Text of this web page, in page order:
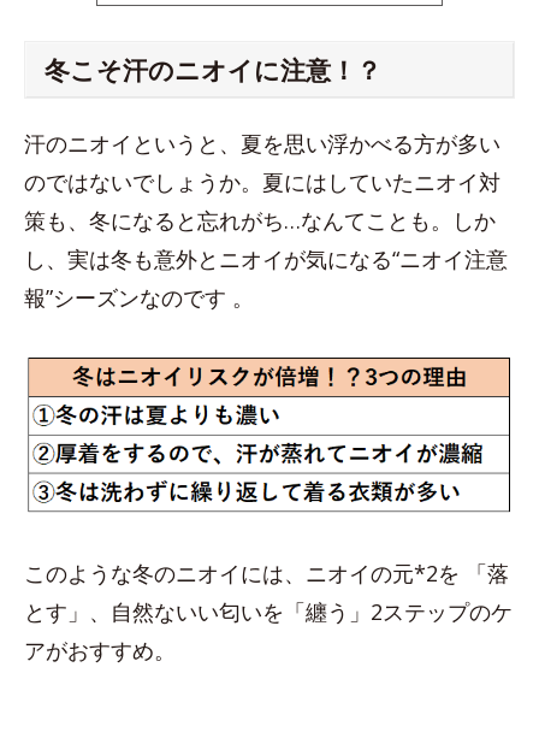
冬こそ汗のニオイに注意！？
汗のニオイというと、夏を思い浮かべる方が多い
のではないでしょうか。夏にはしていたニオイ対
策も、冬になると忘れがち…なんてことも。しか
し、実は冬も意外とニオイが気になる“ニオイ注意
報”シーズンなのです 。
このような冬のニオイには、ニオイの元*2を 「落
とす」、自然ないい匂いを「纏う」2ステップのケ
アがおすすめ。